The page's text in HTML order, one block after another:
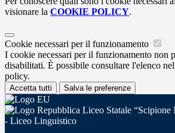
visionare la COOKIE POLICY.
Cookie necessari per il funzionamento
I cookie necessari per il funzionamento non
disabilitati. È possibile consultare l'elenco
policy.
Accetta tutti Salva le preferenze
Liceo Statale
- Liceo Linguistico